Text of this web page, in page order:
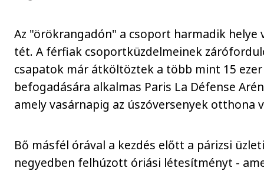
Az "örökrangadón" a csoport harmadik helye
tét. A férfiak csoportküzdelmeinek
csapatok már átköltöztek a több mint 15
befogadására alkalmas Paris La Défense
amely vasárnapig az úszóversenyek otthona
Bő másfél órával a kezdés előtt a párizsi
negyedben felhúzott óriási létesítményt -